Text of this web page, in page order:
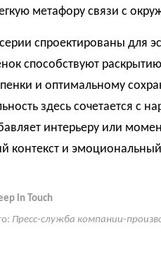
метафору связи с
спроектированы для
способствуют
и оптимальному
здесь сочетается с
интерьеру или
контекст и
in Touch
Пресс-служба компании-